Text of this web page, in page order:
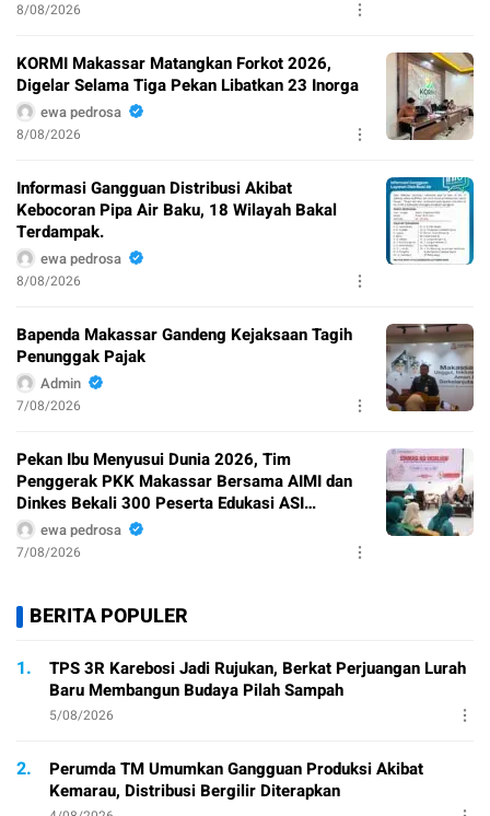
8/08/2026
KORMI Makassar Matangkan Forkot 2026,
Digelar Selama Tiga Pekan Libatkan 23 Inorga
ewa pedrosa
8/08/2026
Informasi Gangguan Distribusi Akibat
Kebocoran Pipa Air Baku, 18 Wilayah Bakal
Terdampak.
ewa pedrosa
8/08/2026
Bapenda Makassar Gandeng Kejaksaan Tagih
Penunggak Pajak
Admin
7/08/2026
Pekan Ibu Menyusui Dunia 2026, Tim
Penggerak PKK Makassar Bersama AIMI dan
Dinkes Bekali 300 Peserta Edukasi ASI
Eksklusif
ewa pedrosa
7/08/2026
BERITA POPULER
1.
TPS 3R Karebosi Jadi Rujukan, Berkat Perjuangan Lurah
Baru Membangun Budaya Pilah Sampah
5/08/2026
2.
Perumda TM Umumkan Gangguan Produksi Akibat
Kemarau, Distribusi Bergilir Diterapkan